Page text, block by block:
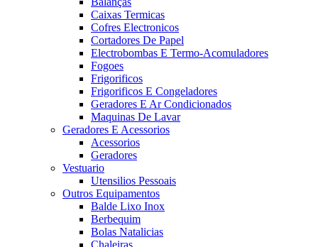
Caixas Termicas
Cofres Electronicos
Cortadores De Papel
Electrobombas E Termo-Acomuladores
Fogoes
Frigorificos
Frigorificos E Congeladores
Geradores E Ar Condicionados
Maquinas De Lavar
Geradores E Acessorios
Acessorios
Geradores
Vestuario
Utensilios Pessoais
Outros Equipamentos
Balde Lixo Inox
Berbequim
Bolas Natalicias
Chaleiras